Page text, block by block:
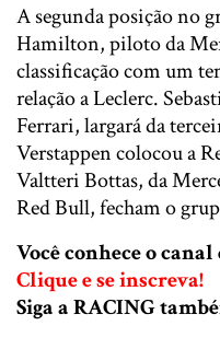
A segunda posição no
Hamilton, piloto da
classificação com um
relação a Leclerc.
Ferrari, largará da
Verstappen colocou a
Valtteri Bottas, da
Red Bull, fecham o
Você conhece o
Clique e se inscreva!
Siga a RACING